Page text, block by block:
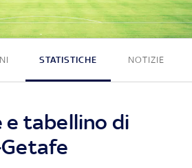
1 - 1
STATISTICHE NOTIZIE
tabellino di